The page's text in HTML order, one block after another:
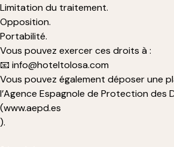
Limitation du traitement.
Opposition.
Portabilité.
Vous pouvez exercer ces droits à :
📧 info@hoteltolosa.com
Vous pouvez également déposer une
l’Agence Espagnole de Protection des
(www.aepd.es
).